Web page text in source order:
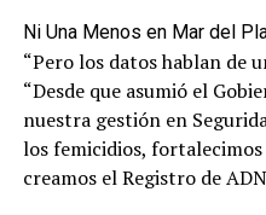
Ni Una Menos en Mar del
“Pero los datos hablan de
“Desde que asumió el
nuestra gestión en
los femicidios,
creamos el Registro de